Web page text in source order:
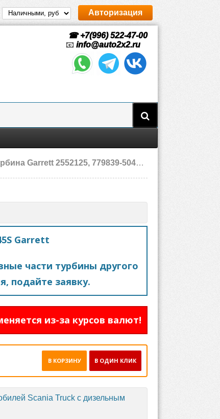
Авторизация
☎ +7(996) 522-47-00
📧 info@auto2x2.ru
Garrett 2552125, 779839-5045S Scania, новая
Garrett
части турбины другого
подайте заявку.
из-за курсов валют!
В ОДИН КЛИК
В КОРЗИНУ
Scania Truck с дизельным